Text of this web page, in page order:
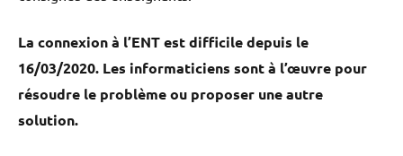
La connexion à l’ENT est difficile depuis le
16/03/2020. Les informaticiens sont à l’œuvre pour
résoudre le problème ou proposer une autre
solution.